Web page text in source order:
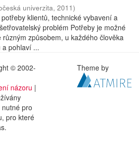
univerzita, 2011)
klientů, technické vybavení a
problém Potřeby je možné
různým způsobem, u každého člověka
a pohlaví ...
© 2002-
názoru |
pro
pro které
Theme by